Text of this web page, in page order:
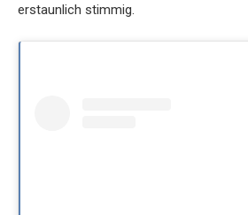
erstaunlich stimmig.